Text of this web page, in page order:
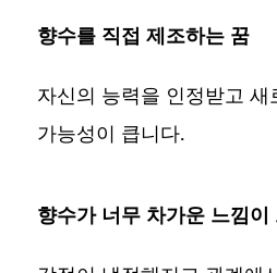
향수를 직접 제조하는 꿈
자신의 능력을 인정받고
가능성이 큽니다.
향수가 너무 차가운 느낌이